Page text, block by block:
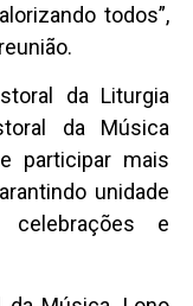
todos”,
da Liturgia
da Música
participar mais
unidade
celebrações e